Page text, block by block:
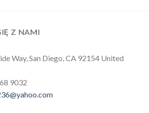
Z NAMI
Way, San Diego, CA 92154 United
9032